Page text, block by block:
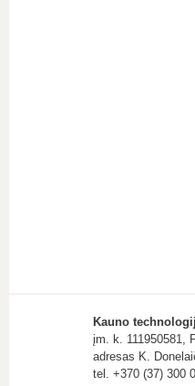
Kauno
įm. k. 111950581,
adresas K.
tel. +370 (37) 300